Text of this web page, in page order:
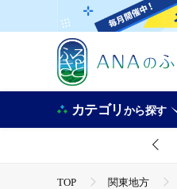
カテゴリから探す
TOP 関東地方